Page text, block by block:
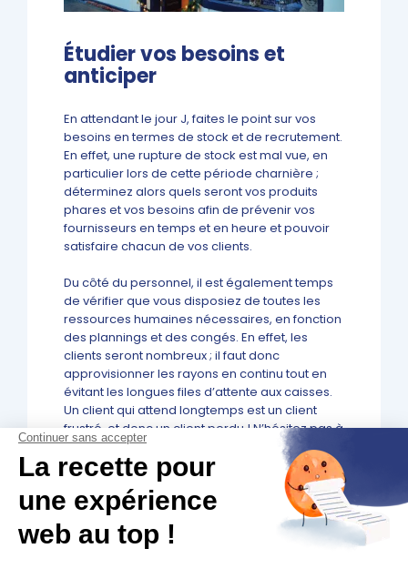
Étudier vos besoins et
anticiper
En attendant le jour J, faites le point sur vos
besoins en termes de stock et de recrutement.
En effet, une rupture de stock est mal vue, en
particulier lors de cette période charnière ;
déterminez alors quels seront vos produits
phares et vos besoins afin de prévenir vos
fournisseurs en temps et en heure et pouvoir
satisfaire chacun de vos clients.
Du côté du personnel, il est également temps
de vérifier que vous disposiez de toutes les
ressources humaines nécessaires, en fonction
des plannings et des congés. En effet, les
clients seront nombreux ; il faut donc
approvisionner les rayons en continu tout en
évitant les longues files d’attente aux caisses.
Un client qui attend longtemps est un client
frustré, et donc un client perdu ! N’hésitez pas à
faire une campagne de recrutement ou à faire
appel à des intérimaires.
Proposer des services
complémentaires